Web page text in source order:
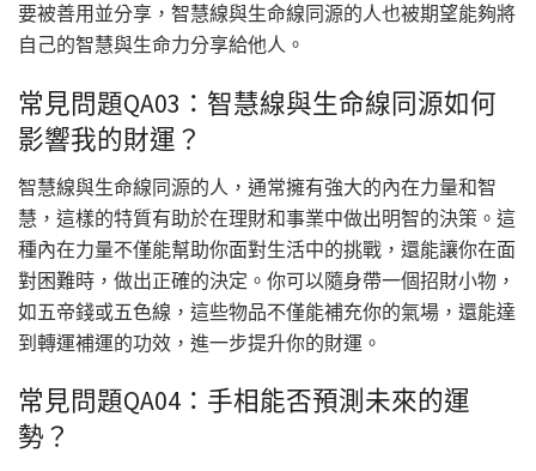
要被善用並分享，智慧線與生命線同源的人也被期望能夠將
自己的智慧與生命力分享給他人。
常見問題QA03：智慧線與生命線同源如何
影響我的財運？
智慧線與生命線同源的人，通常擁有強大的內在力量和智
慧，這樣的特質有助於在理財和事業中做出明智的決策。這
種內在力量不僅能幫助你面對生活中的挑戰，還能讓你在面
對困難時，做出正確的決定。你可以隨身帶一個招財小物，
如五帝錢或五色線，這些物品不僅能補充你的氣場，還能達
到轉運補運的功效，進一步提升你的財運。
常見問題QA04：手相能否預測未來的運
勢？